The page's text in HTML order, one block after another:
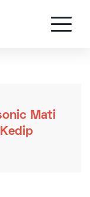
Mati